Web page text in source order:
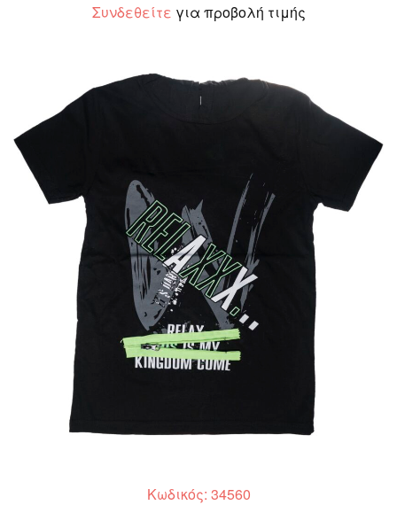
Συνδεθείτε για προβολή τιμής
Κωδικός: 34560